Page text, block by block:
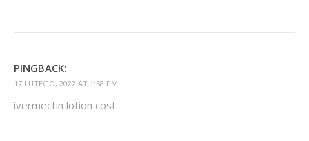
PINGBACK:
17 LUTEGO, 2022 AT 1:58 PM
ivermectin lotion cost